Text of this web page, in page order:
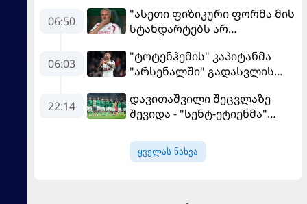
06:50
"ასეთი ფიზიკური ფორმა მის
სტანდარტებს არ
"რეალის" ახალწვეული
გააკრიტიკა
06:03
"ტოტენჰემის" კაპიტანმა
"არსენალში" გადასვლის
22:14
დავითაშვილი შეცვლაზე
შევიდა - "სენტ-ეტიენმა"
ყველას ნახვა